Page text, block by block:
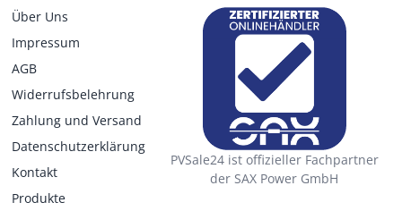
Über Uns
Impressum
AGB
Widerrufsbelehrung
Zahlung und Versand
Datenschutzerklärung
Kontakt
Produkte
PVSale24 ist offizieller Fachpartner
der SAX Power GmbH